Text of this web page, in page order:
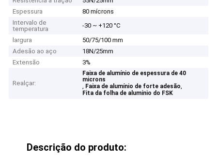
Espessura
80 mícrons
Intervalo de
temperatura
-30 ~ +120 °C
largura
50/75/100 mm
Adesão ao aço
18N/25mm
Extensão
3%
Realçar:
Faixa de alumínio de espessura de 40
microns
, Faixa de alumínio de forte adesão,
Fita da folha de alumínio do FSK
Descrição do produto: